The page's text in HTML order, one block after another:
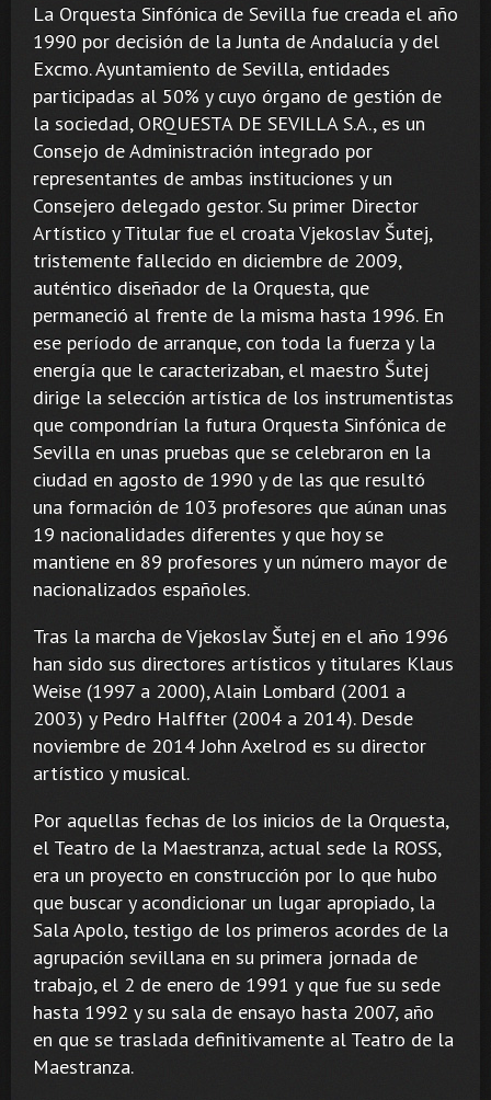
La Orquesta Sinfónica de Sevilla fue creada el año
1990 por decisión de la Junta de Andalucía y del
Excmo. Ayuntamiento de Sevilla, entidades
participadas al 50% y cuyo órgano de gestión de
la sociedad, ORQUESTA DE SEVILLA S.A., es un
Consejo de Administración integrado por
representantes de ambas instituciones y un
Consejero delegado gestor. Su primer Director
Artístico y Titular fue el croata Vjekoslav Šutej,
tristemente fallecido en diciembre de 2009,
auténtico diseñador de la Orquesta, que
permaneció al frente de la misma hasta 1996. En
ese período de arranque, con toda la fuerza y la
energía que le caracterizaban, el maestro Šutej
dirige la selección artística de los instrumentistas
que compondrían la futura Orquesta Sinfónica de
Sevilla en unas pruebas que se celebraron en la
ciudad en agosto de 1990 y de las que resultó
una formación de 103 profesores que aúnan unas
19 nacionalidades diferentes y que hoy se
mantiene en 89 profesores y un número mayor de
nacionalizados españoles.
Tras la marcha de Vjekoslav Šutej en el año 1996
han sido sus directores artísticos y titulares Klaus
Weise (1997 a 2000), Alain Lombard (2001 a
2003) y Pedro Halffter (2004 a 2014). Desde
noviembre de 2014 John Axelrod es su director
artístico y musical.
Por aquellas fechas de los inicios de la Orquesta,
el Teatro de la Maestranza, actual sede la ROSS,
era un proyecto en construcción por lo que hubo
que buscar y acondicionar un lugar apropiado, la
Sala Apolo, testigo de los primeros acordes de la
agrupación sevillana en su primera jornada de
trabajo, el 2 de enero de 1991 y que fue su sede
hasta 1992 y su sala de ensayo hasta 2007, año
en que se traslada definitivamente al Teatro de la
Maestranza.